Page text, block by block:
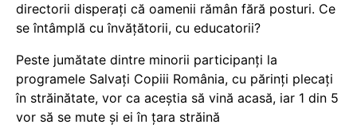
directorii disperați că oamenii rămân fără posturi. Ce
se întâmplă cu învățătorii, cu educatorii?
Peste jumătate dintre minorii participanți la
programele Salvați Copiii România, cu părinți plecați
în străinătate, vor ca aceștia să vină acasă, iar 1 din 5
vor să se mute și ei în țara străină